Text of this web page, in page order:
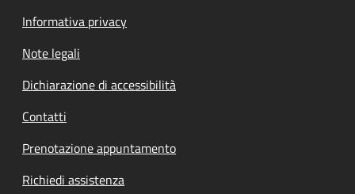
Informativa privacy
Note legali
Dichiarazione di accessibilità
Contatti
Prenotazione appuntamento
Richiedi assistenza